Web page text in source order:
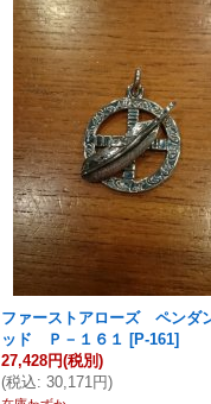
ファーストアローズ ペンダ
ッド Ｐ－１６１ [P-161]
27,428円(税別)
(税込: 30,171円)